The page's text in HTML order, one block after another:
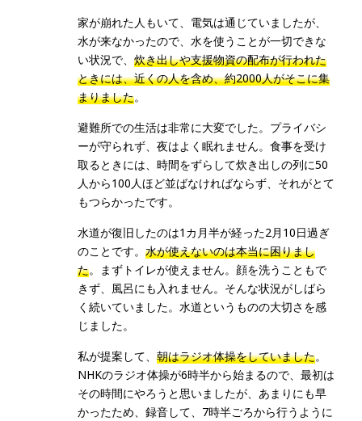
家が崩れた人もいて、電気は通じていましたが、
水が来なかったので、水を使うことが一切できな
い状況で、炊き出しや支援物資の配布が行われた
ときには、近くの人を含め、約2000人がそこに集
まりました。
避難所での生活は非常に大変でした。プライバシ
ーが守られず、夜はよく眠れません。食事を受け
取るときには、時間をずらして炊き出しの列に50
人から100人ほど並ばなければならず、それがとて
もつらかったです。
水道が復旧したのは1カ月半が経った2月10日過ぎ
のことです。水が使えないのは本当に困りまし
た。まずトイレが使えません。顔を洗うこともで
きず、風呂にも入れません。そんな状況がしばら
く続いていました。水道というものの大切さを感
じました。
私が提案して、朝はラジオ体操をしていました。
NHKのラジオ体操が6時半から始まるので、最初は
その時間にやろうと思いましたが、あまりにも早
かったため、録音して、7時半ごろから行うように